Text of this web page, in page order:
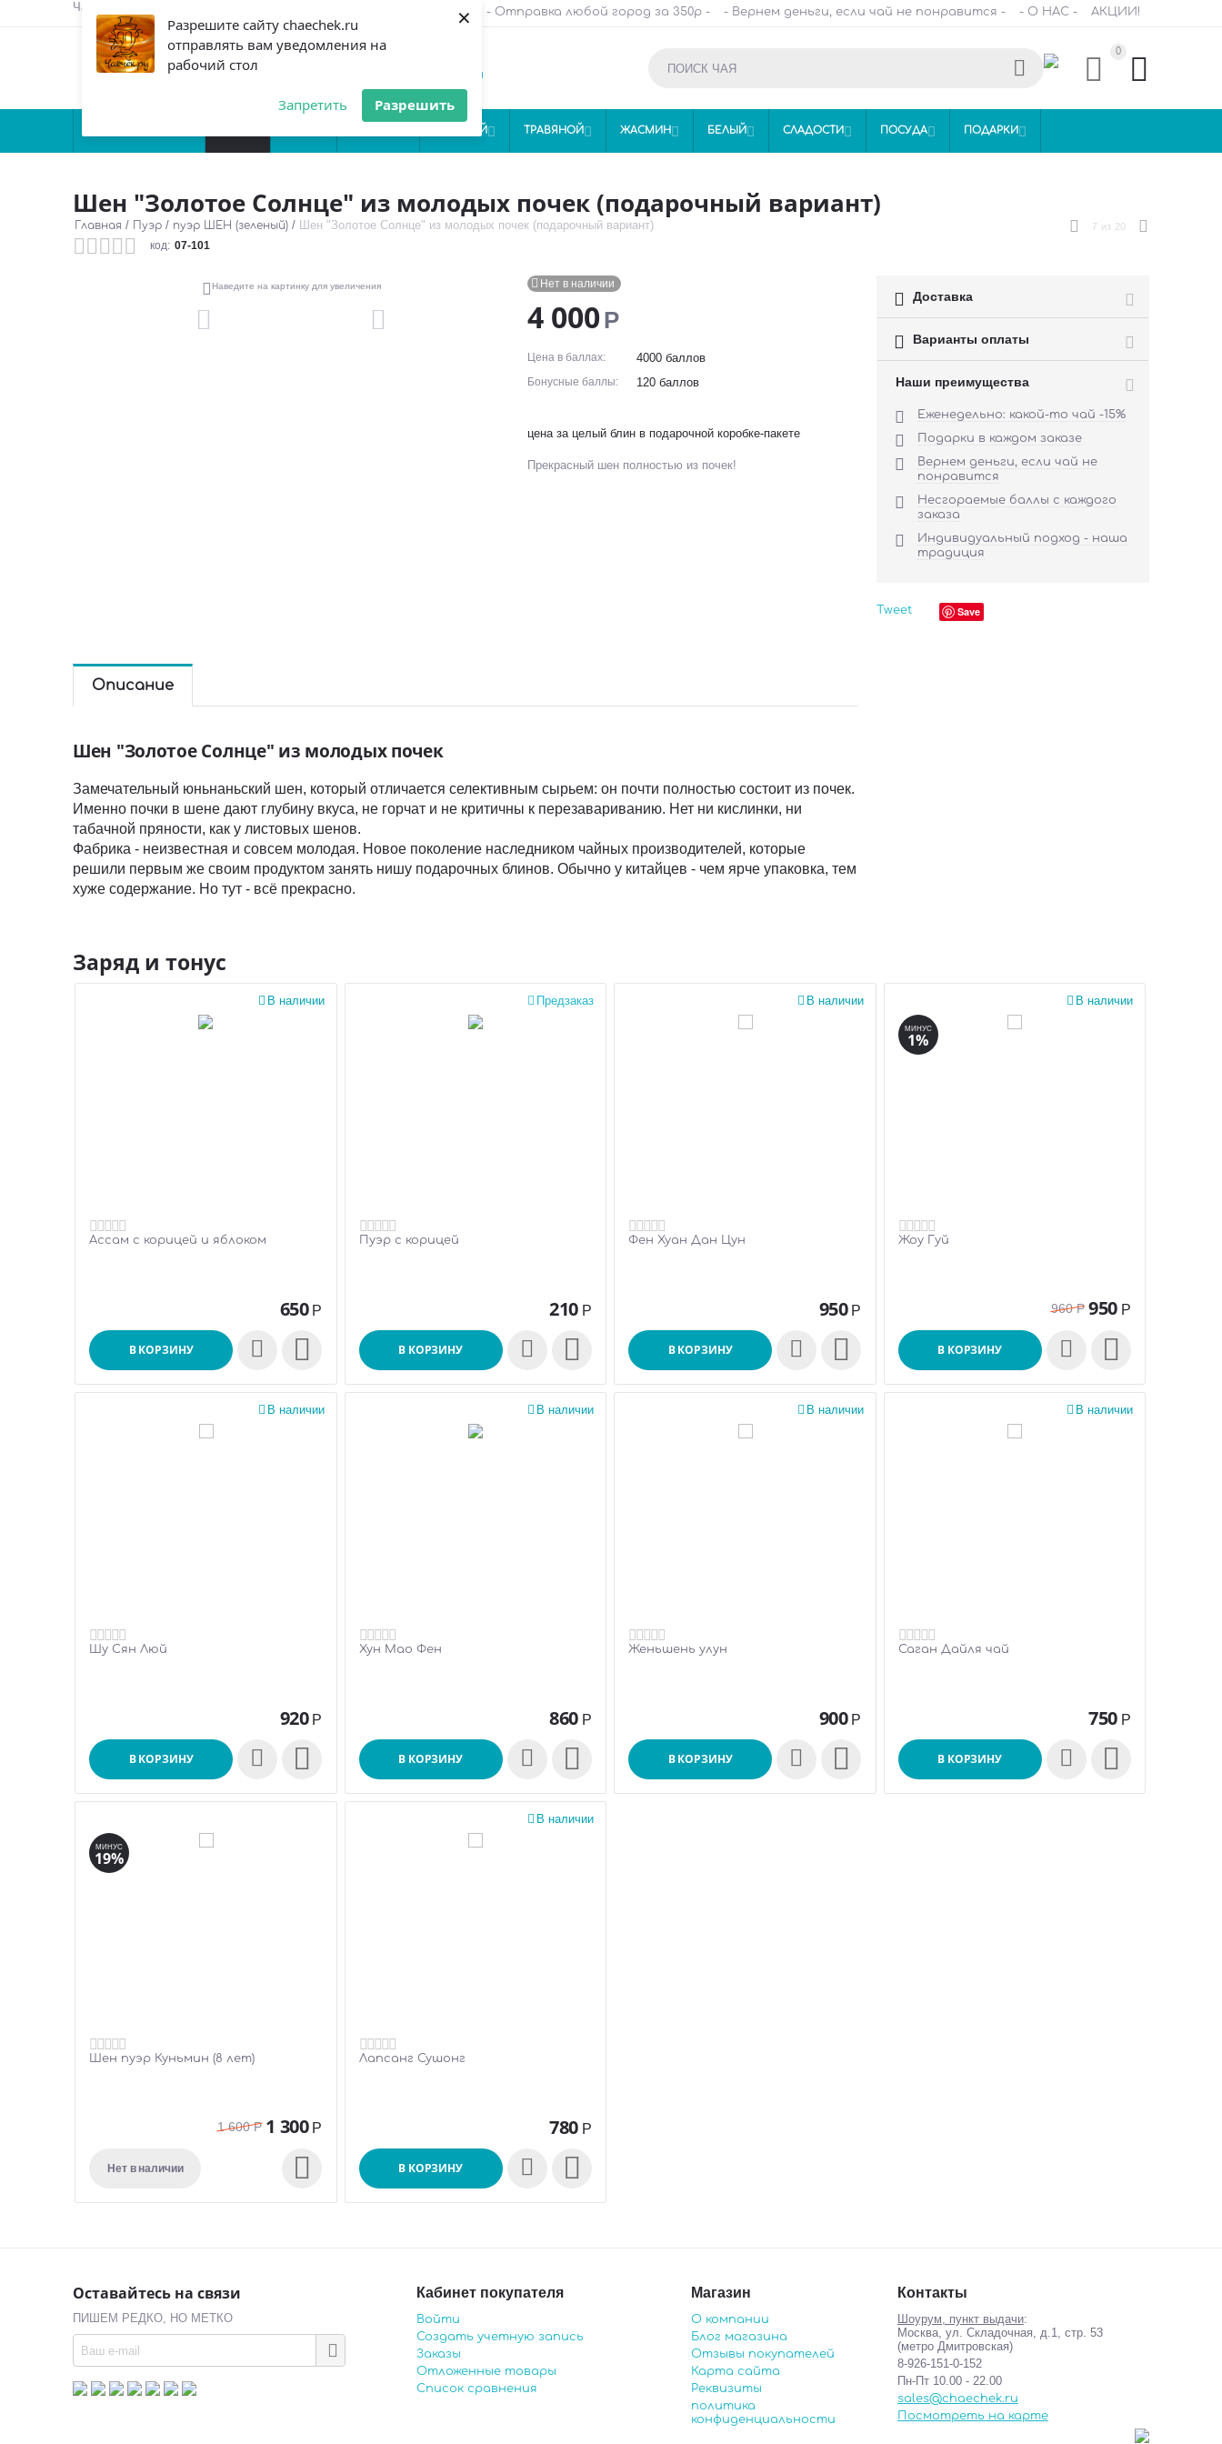
Разрешите сайту chaechek.ru
отправлять вам уведомления на
рабочий стол
Запретить Разрешить
×
Чаёчек.ру - заботливый магазин чая - Опт и HORECA - - Отправка любой город за 350р - - Вернем деньги, если чай не понравится - - О НАС - АКЦИИ!
+7(926)
Контакты
0



ЗЕЛЕНЫЙ ТРАВЯНОЙ ЖАСМИН БЕЛЫЙ СЛАДОСТИ ПОСУДА ПОДАРКИ
Шен "Золотое Солнце" из молодых почек (подарочный вариант)
Главная / Пуэр / пуэр ШЕН (зеленый) / Шен "Золотое Солнце" из молодых почек (подарочный вариант) 7 из 20
код: 07-101
 Наведите на картинку для увеличения Нет в наличии

4 000Р
Цена в баллах: 4000 баллов
Бонусные баллы: 120 баллов
цена за целый блин в подарочной коробке-пакете
Прекрасный шен полностью из почек!
 Доставка
 Варианты оплаты
Наши преимущества
 Еженедельно: какой-то чай -15%
 Подарки в каждом заказе

Вернем деньги, если чай не
понравится

Несгораемые баллы с каждого
заказа

Индивидуальный подход - наша
традиция
Tweet Save
Описание
Шен "Золотое Солнце" из молодых почек
Замечательный юньнаньский шен, который отличается селективным сырьем: он почти полностью состоит из почек.
Именно почки в шене дают глубину вкуса, не горчат и не критичны к перезавариванию. Нет ни кислинки, ни
табачной пряности, как у листовых шенов.
Фабрика - неизвестная и совсем молодая. Новое поколение наследником чайных производителей, которые
решили первым же своим продуктом занять нишу подарочных блинов. Обычно у китайцев - чем ярче упаковка, тем
хуже содержание. Но тут - всё прекрасно.
Заряд и тонус
В наличии

Ассам с корицей и яблоком
650 Р
В КОРЗИНУ 
Предзаказ

Пуэр с корицей
210 Р
В КОРЗИНУ 
В наличии

Фен Хуан Дан Цун
950 Р
В КОРЗИНУ 
В наличии

МИНУС
1%
Жоу Гуй
960 Р 950 Р
В КОРЗИНУ 
В наличии

Шу Сян Люй
920 Р
В КОРЗИНУ 
В наличии

Хун Мао Фен
860 Р
В КОРЗИНУ 
В наличии

Женьшень улун
900 Р
В КОРЗИНУ 
В наличии

Саган Дайля чай
750 Р
В КОРЗИНУ 
МИНУС
19%
Шен пуэр Куньмин (8 лет)
1 600 Р 1 300 Р
Нет в наличии 
В наличии

Лапсанг Сушонг
780 Р
В КОРЗИНУ 
Оставайтесь на связи
ПИШЕМ РЕДКО, НО МЕТКО
Кабинет покупателя
Войти
Создать учетную запись
Заказы
Отложенные товары
Список сравнения
Магазин
О компании
Блог магазина
Отзывы покупателей
Карта сайта
Реквизиты
политика
конфиденциальности
Контакты
Шоурум, пункт выдачи:
Москва, ул. Складочная, д.1, стр. 53
(метро Дмитровская)
8-926-151-0-152
Пн-Пт 10.00 - 22.00
sales@chaechek.ru
Посмотреть на карте